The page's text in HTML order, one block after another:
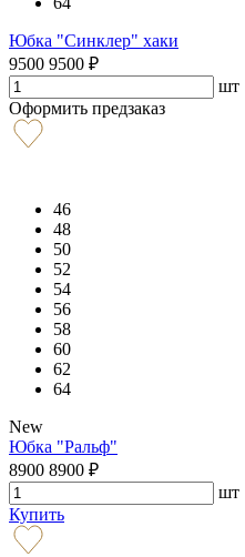
Юбка "Синклер" хаки
9500 9500 ₽
шт
Оформить предзаказ
46
48
50
52
54
56
58
60
62
64
New
Юбка "Ральф"
8900 8900 ₽
шт
Купить